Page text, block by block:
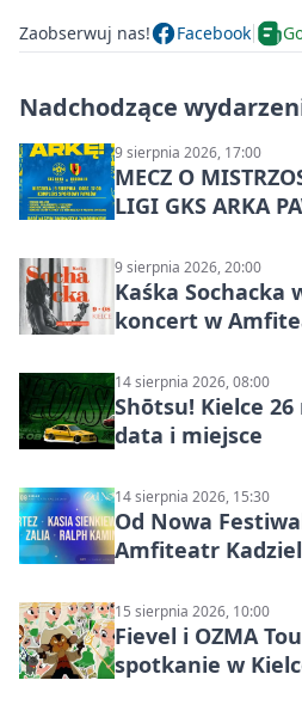
Zaobserwuj nas! Facebook
Nadchodzące
9 sierpnia 2026, 17:00
MECZ O
LIGI GKS ARKA
9 sierpnia 2026, 20:00
Kaśka Sochacka
koncert w
14 sierpnia 2026, 08:00
Shōtsu! Kielce 26
data i miejsce
14 sierpnia 2026, 15:30
Od Nowa
Amfiteatr
15 sierpnia 2026, 10:00
Fievel i OZMA
spotkanie w